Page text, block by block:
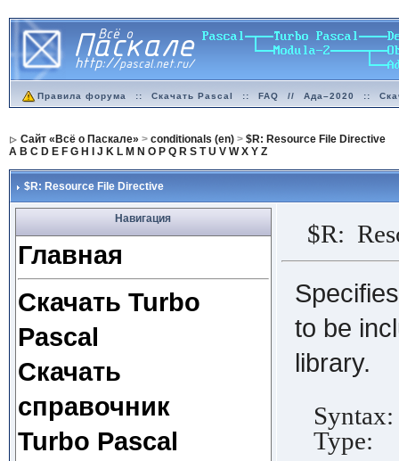
Правила форума :: Скачать Pascal :: FAQ // Ада–2020 ::
Сайт «Всё о Паскале» > conditionals (en)> $R: Resource File Directive
A B C D E F G H J K L M N O P Q R S T U V W X Y Z
$R: Resource File Directive
Навигация
Главная
Скачать Turbo
Pascal
Скачать
справочник
Turbo Pascal
$R:
to be
library.